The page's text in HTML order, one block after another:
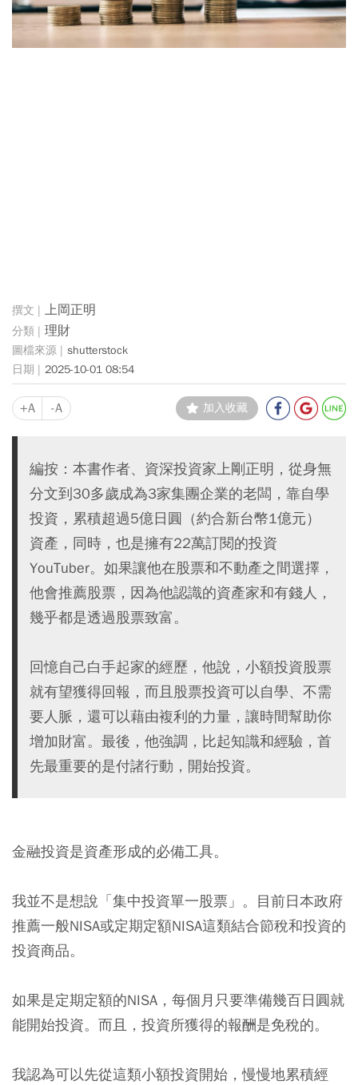
上岡正明
理財
shutterstock
2025-10-01 08:54
+A -A 加入收藏
編按：本書作者、資深投資家上剛正明，從身無
分文到30多歲成為3家集團企業的老闆，靠自學
投資，累積超過5億日圓（約合新台幣1億元）
資產，同時，也是擁有22萬訂閱的投資
YouTuber。如果讓他在股票和不動產之間選擇，
他會推薦股票，因為他認識的資產家和有錢人，
幾乎都是透過股票致富。
回憶自己白手起家的經歷，他說，小額投資股票
就有望獲得回報，而且股票投資可以自學、不需
要人脈，還可以藉由複利的力量，讓時間幫助你
增加財富。最後，他強調，比起知識和經驗，首
先最重要的是付諸行動，開始投資。
金融投資是資產形成的必備工具。
我並不是想說「集中投資單一股票」。目前日本政府
推薦一般NISA或定期定額NISA這類結合節稅和投資的
投資商品。
如果是定期定額的NISA，每個月只要準備幾百日圓就
能開始投資。而且，投資所獲得的報酬是免稅的。
我認為可以先從這類小額投資開始，慢慢地累積經